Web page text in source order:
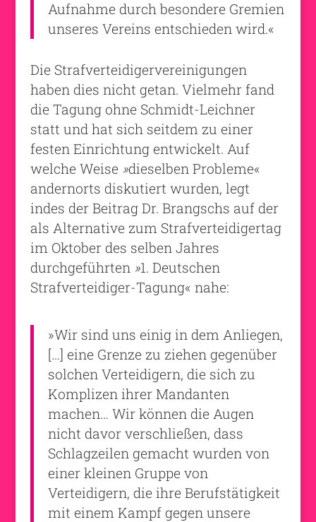
Aufnahme durch besondere Gremien
unseres Vereins entschieden wird.«
Die Strafverteidigervereinigungen
haben dies nicht getan. Vielmehr fand
die Tagung ohne Schmidt-Leichner
statt und hat sich seitdem zu einer
festen Einrichtung entwickelt. Auf
welche Weise »dieselben Probleme«
andernorts diskutiert wurden, legt
indes der Beitrag Dr. Brangschs auf der
als Alternative zum Strafverteidigertag
im Oktober des selben Jahres
durchgeführten »1. Deutschen
Strafverteidiger-Tagung« nahe:
»Wir sind uns einig in dem Anliegen,
[…] eine Grenze zu ziehen gegenüber
solchen Verteidigern, die sich zu
Komplizen ihrer Mandanten
machen… Wir können die Augen
nicht davor verschließen, dass
Schlagzeilen gemacht wurden von
einer kleinen Gruppe von
Verteidigern, die ihre Berufstätigkeit
mit einem Kampf gegen unsere